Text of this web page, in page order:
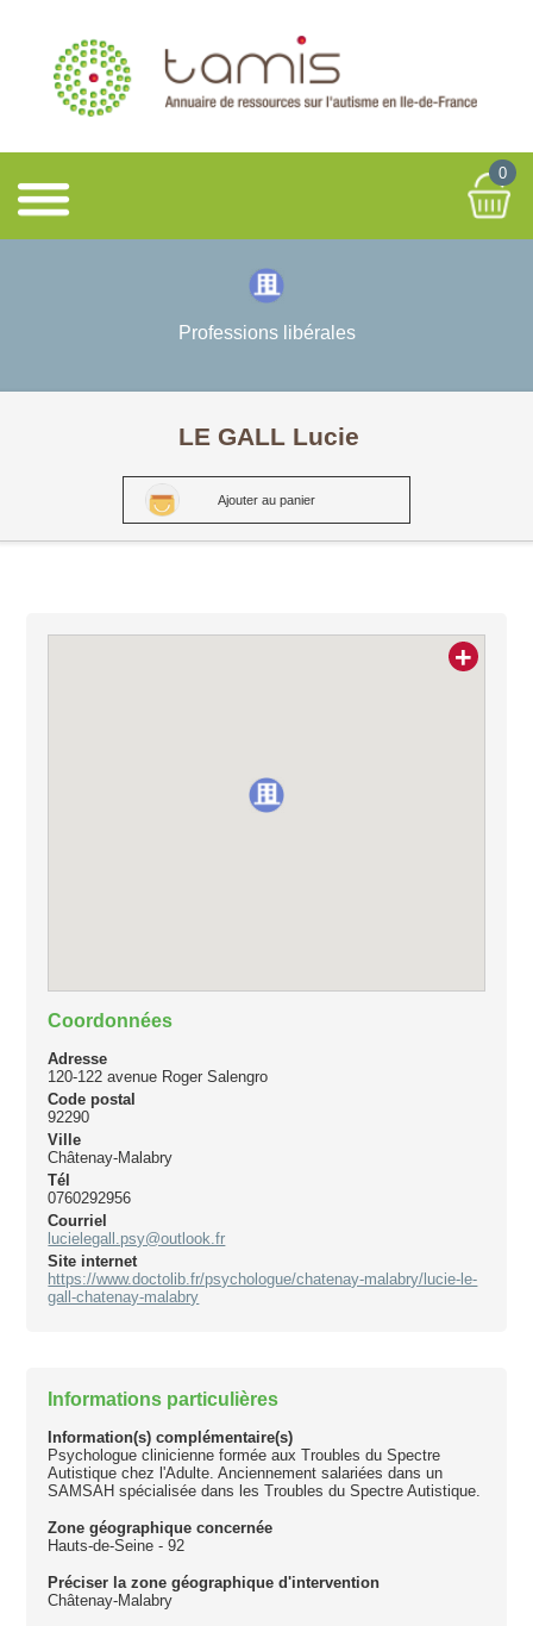
0
Professions libérales
LE GALL Lucie
Ajouter au panier
+
Coordonnées
Adresse
120-122 avenue Roger Salengro
Code postal
92290
Ville
Châtenay-Malabry
Tél
0760292956
Courriel
lucielegall.psy@outlook.fr
Site internet
https://www.doctolib.fr/psychologue/chatenay-malabry/lucie-le-
gall-chatenay-malabry
Informations particulières
Information(s) complémentaire(s)
Psychologue clinicienne formée aux Troubles du Spectre
Autistique chez l'Adulte. Anciennement salariées dans un
SAMSAH spécialisée dans les Troubles du Spectre Autistique.
Zone géographique concernée
Hauts-de-Seine - 92
Préciser la zone géographique d'intervention
Châtenay-Malabry